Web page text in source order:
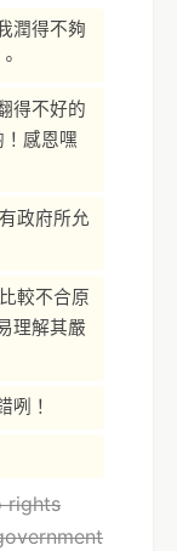
潤得不夠
得不好的
感恩嘿
政府所允
較不合原
理解其嚴
咧！
rights